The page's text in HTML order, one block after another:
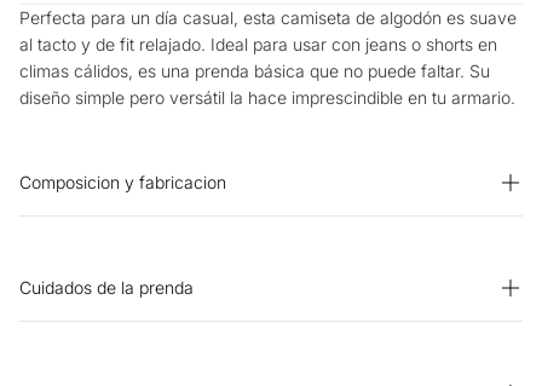
Perfecta para un día casual, esta camiseta de algodón es suave
al tacto y de fit relajado. Ideal para usar con jeans o shorts en
climas cálidos, es una prenda básica que no puede faltar. Su
diseño simple pero versátil la hace imprescindible en tu armario.
Composicion y fabricacion
Cuidados de la prenda